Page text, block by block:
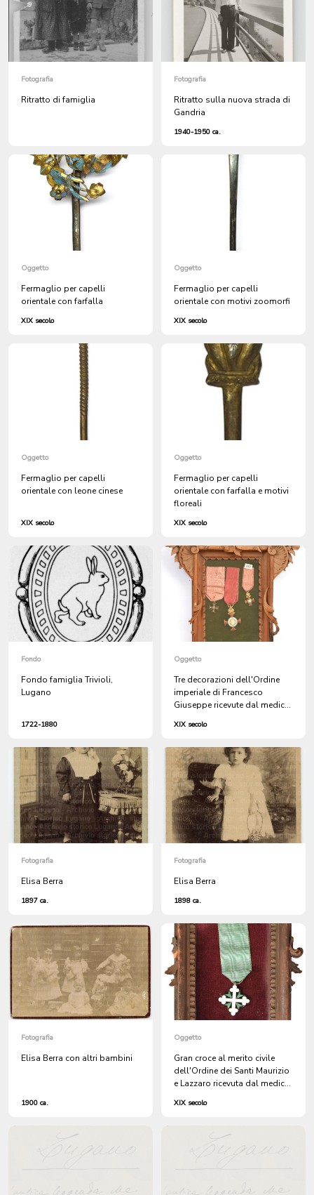
Fotografia
Ritratto di famiglia
Fotografia
Ritratto sulla nuova strada di
Gandria
1940-1950 ca.
Oggetto
Fermaglio per capelli
orientale con farfalla
XIX secolo
Oggetto
Fermaglio per capelli
orientale con motivi zoomorfi
XIX secolo
Oggetto
Fermaglio per capelli
orientale con leone cinese
XIX secolo
Oggetto
Fermaglio per capelli
orientale con farfalla e motivi
floreali
XIX secolo
Fondo
Fondo famiglia Trivioli,
Lugano
1722-1880
Oggetto
Tre decorazioni dell'Ordine
imperiale di Francesco
Giuseppe ricevute dal medico
XIX secolo
Fotografia
Elisa Berra
1897 ca.
Fotografia
Elisa Berra
1898 ca.
Fotografia
Elisa Berra con altri bambini
1900 ca.
Oggetto
Gran croce al merito civile
dell'Ordine dei Santi Maurizio
e Lazzaro ricevuta dal medico
XIX secolo